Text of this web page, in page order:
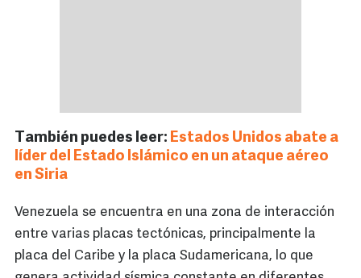
También puedes leer: Estados Unidos abate a
líder del Estado Islámico en un ataque aéreo
en Siria
Venezuela se encuentra en una zona de interacción
entre varias placas tectónicas, principalmente la
placa del Caribe y la placa Sudamericana, lo que